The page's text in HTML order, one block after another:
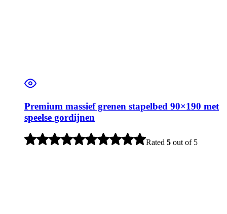
Premium massief grenen stapelbed 90×190 met
speelse gordijnen
Rated 5 out of 5